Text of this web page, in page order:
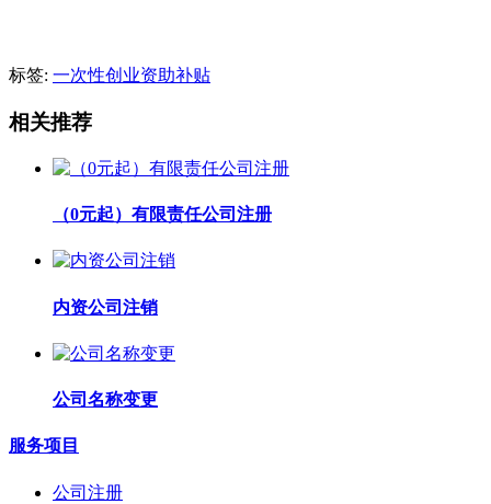
标签: 一次性创业资助补贴
相关推荐
（0元起）有限责任公司注册
内资公司注销
公司名称变更
服务项目
公司注册